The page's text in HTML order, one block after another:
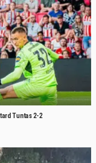
Tuntas 2-2